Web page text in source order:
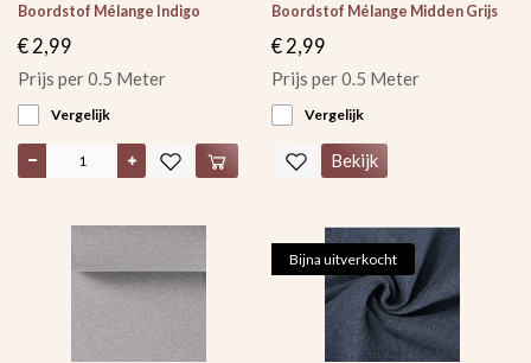
Boordstof Mélange Indigo
€ 2,99
Prijs per 0.5 Meter
Vergelijk
Boordstof Mélange Midden Grijs
€ 2,99
Prijs per 0.5 Meter
Vergelijk
Bekijk
Bijna uitverkocht